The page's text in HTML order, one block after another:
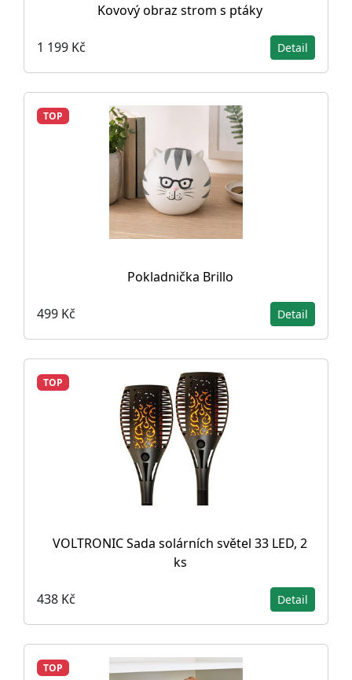
Kovový obraz strom s ptáky
1 199 Kč Detail
TOP
Pokladnička Brillo
499 Kč Detail
TOP
VOLTRONIC Sada solárních světel 33 LED, 2
ks
438 Kč Detail
TOP